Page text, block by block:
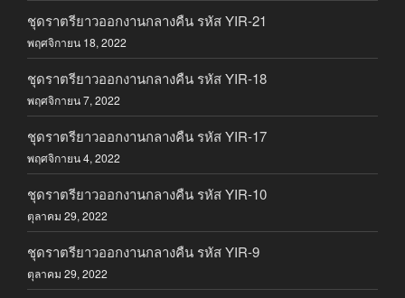
ชุดราตรียาวออกงานกลางคืน รหัส YIR-21
พฤศจิกายน 18, 2022
ชุดราตรียาวออกงานกลางคืน รหัส YIR-18
พฤศจิกายน 7, 2022
ชุดราตรียาวออกงานกลางคืน รหัส YIR-17
พฤศจิกายน 4, 2022
ชุดราตรียาวออกงานกลางคืน รหัส YIR-10
ตุลาคม 29, 2022
ชุดราตรียาวออกงานกลางคืน รหัส YIR-9
ตุลาคม 29, 2022